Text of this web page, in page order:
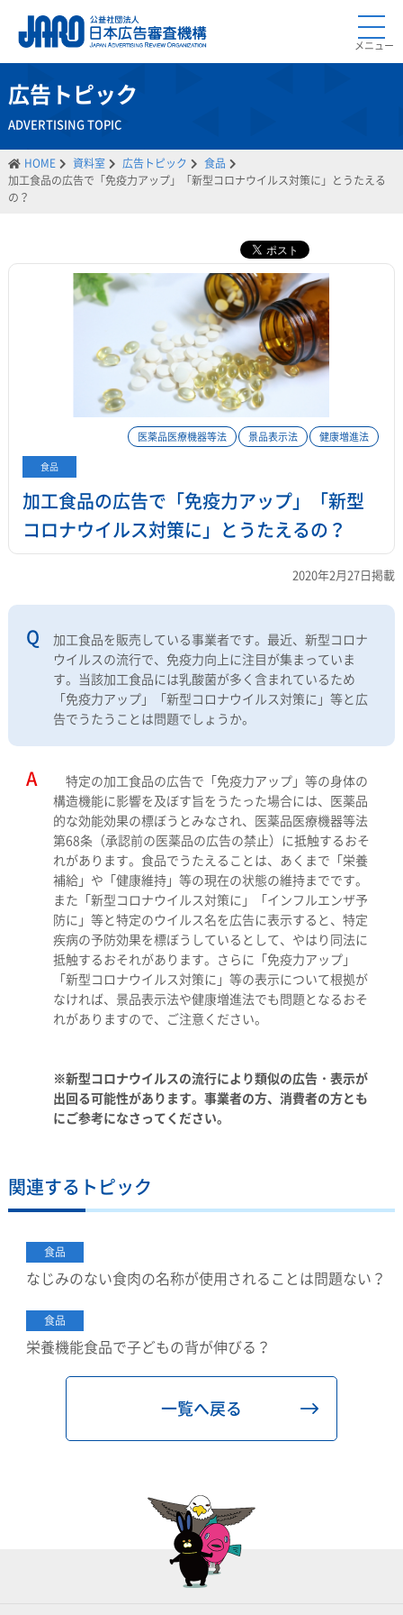
メニュー
広告トピック
ADVERTISING TOPIC
HOME 資料室 広告トピック
食品
加工食品の広告で「免疫力アップ」「新型コロナウイルス対策に」とうたえる
の？
医薬品医療機器等法 景品表示法 健康増進法
食品
加工食品の広告で「免疫力アップ」「新型
コロナウイルス対策に」とうたえるの？
2020年2月27日掲載
加工食品を販売している事業者です。最近、新型コロナ
ウイルスの流行で、免疫力向上に注目が集まっていま
す。当該加工食品には乳酸菌が多く含まれているため
「免疫力アップ」「新型コロナウイルス対策に」等と広
告でうたうことは問題でしょうか。
特定の加工食品の広告で「免疫力アップ」等の身体の
構造機能に影響を及ぼす旨をうたった場合には、医薬品
的な効能効果の標ぼうとみなされ、医薬品医療機器等法
第68条（承認前の医薬品の広告の禁止）に抵触するおそ
れがあります。食品でうたえることは、あくまで「栄養
補給」や「健康維持」等の現在の状態の維持までです。
また「新型コロナウイルス対策に」「インフルエンザ予
防に」等と特定のウイルス名を広告に表示すると、特定
疾病の予防効果を標ぼうしているとして、やはり同法に
抵触するおそれがあります。さらに「免疫力アップ」
「新型コロナウイルス対策に」等の表示について根拠が
なければ、景品表示法や健康増進法でも問題となるおそ
れがありますので、ご注意ください。
※新型コロナウイルスの流行により類似の広告・表示が
出回る可能性があります。事業者の方、消費者の方とも
にご参考になさってください。
関連するトピック
食品
なじみのない食肉の名称が使用されることは問題ない？
食品
栄養機能食品で子どもの背が伸びる？
一覧へ戻る